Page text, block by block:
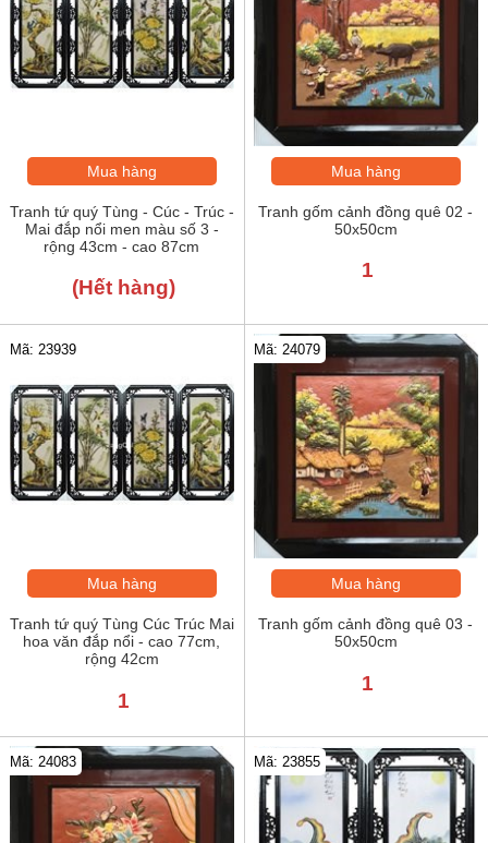
Mua hàng
Tranh tứ quý Tùng - Cúc - Trúc -
Mai đắp nổi men màu số 3 -
rộng 43cm - cao 87cm
(Hết hàng)
Mua hàng
Tranh gốm cảnh đồng quê 02 -
50x50cm
1
Mã: 23939
Mua hàng
Tranh tứ quý Tùng Cúc Trúc Mai
hoa văn đắp nổi - cao 77cm,
rộng 42cm
1
Mã: 24079
Mua hàng
Tranh gốm cảnh đồng quê 03 -
50x50cm
1
Mã: 24083 Mã: 23855